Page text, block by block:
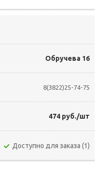
Обручева 16
8(3822)25-74-75
474 руб./шт
Доступно для заказа (1)